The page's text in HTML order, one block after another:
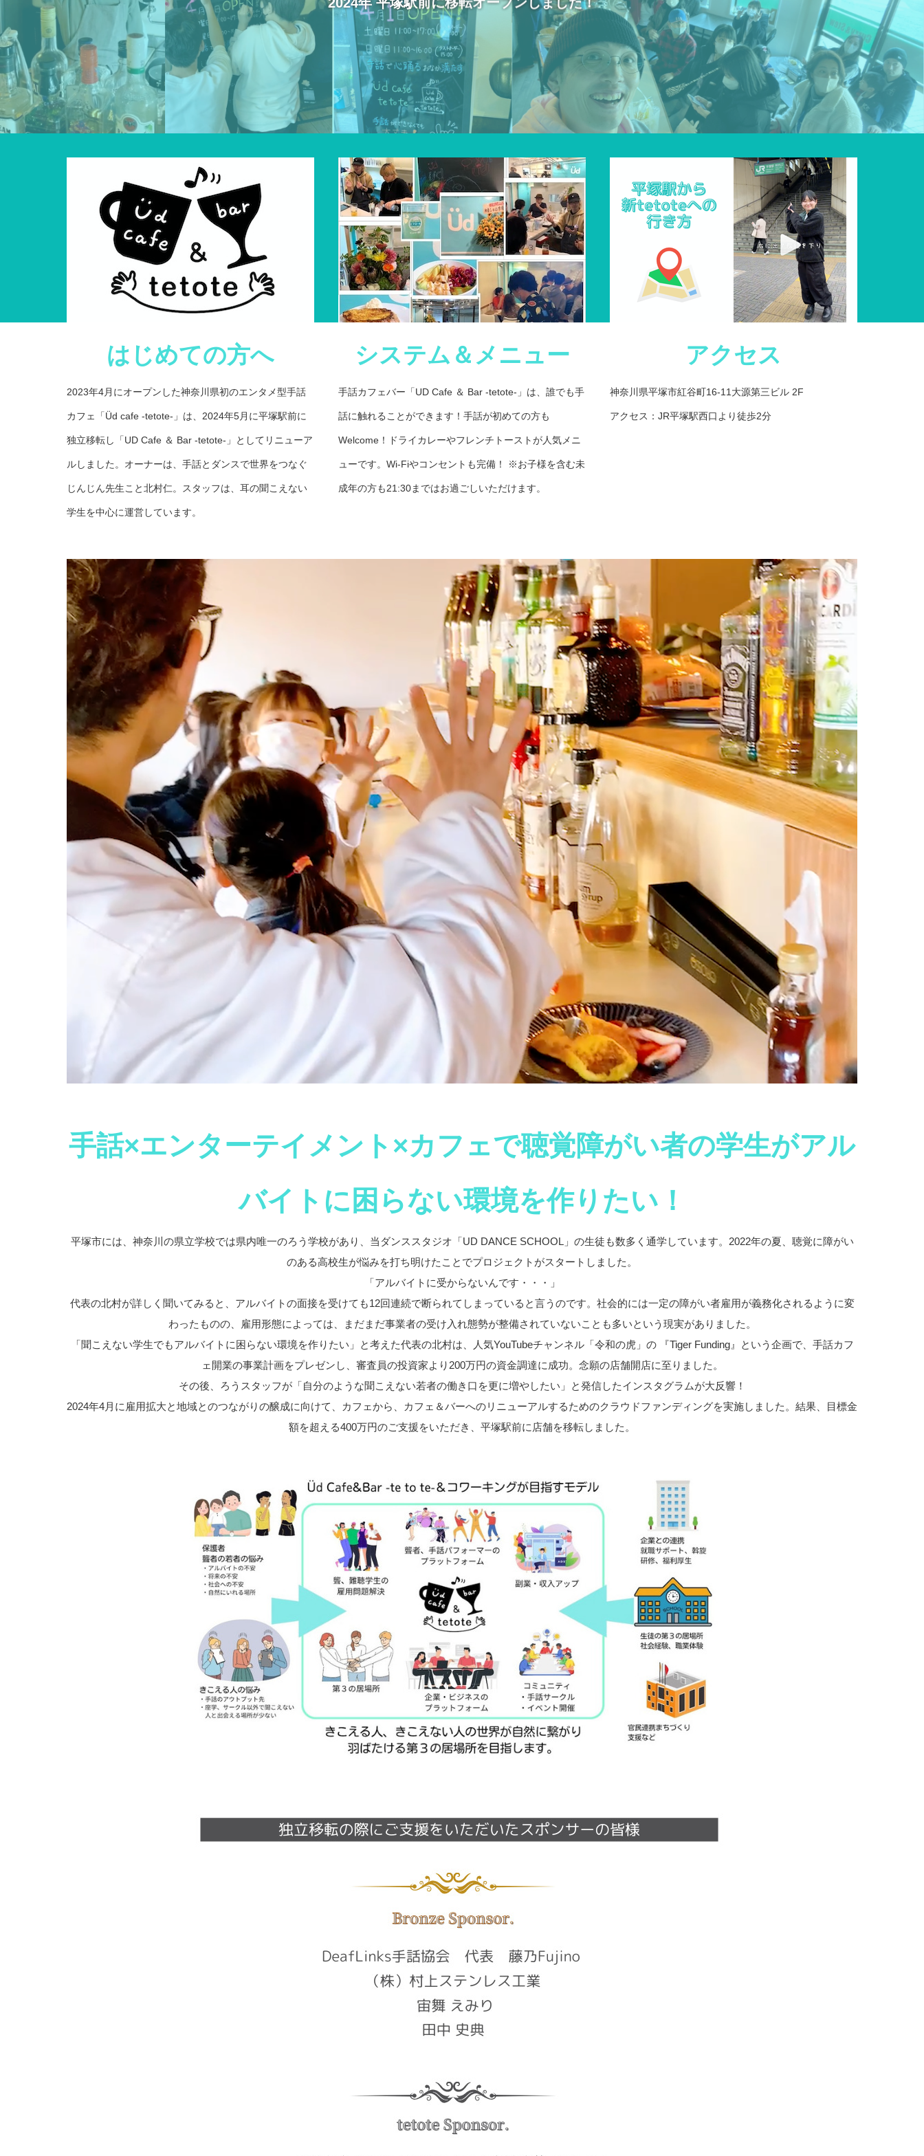
はじめての方へ
2023年4月にオープンした神奈川県初のエンタメ型手話
カフェ「Üd cafe -tetote-」は、2024年5月に平塚駅前に
独立移転し「UD Cafe ＆ Bar -tetote-」としてリニューア
ルしました。オーナーは、手話とダンスで世界をつなぐ
じんじん先生こと北村仁。スタッフは、耳の聞こえない
学生を中心に運営しています。
システム＆メニュー
手話カフェバー「UD Cafe ＆ Bar -tetote-」は、誰でも手
話に触れることができます！手話が初めての方も
Welcome！ドライカレーやフレンチトーストが人気メニ
ューです。Wi-Fiやコンセントも完備！ ※お子様を含む未
成年の方も21:30まではお過ごしいただけます。
アクセス
神奈川県平塚市紅谷町16-11大源第三ビル 2F
アクセス：JR平塚駅西口より徒歩2分
手話×エンターテイメント×カフェで聴覚障がい者の学生がアル
バイトに困らない環境を作りたい！
平塚市には、神奈川の県立学校では県内唯一のろう学校があり、当ダンススタジオ「UD DANCE SCHOOL」の生徒も数多く通学しています。2022年の夏、聴覚に障がい
のある高校生が悩みを打ち明けたことでプロジェクトがスタートしました。
「アルバイトに受からないんです・・・」
代表の北村が詳しく聞いてみると、アルバイトの面接を受けても12回連続で断られてしまっていると言うのです。社会的には一定の障がい者雇用が義務化されるように変
わったものの、雇用形態によっては、まだまだ事業者の受け入れ態勢が整備されていないことも多いという現実がありました。
「聞こえない学生でもアルバイトに困らない環境を作りたい」と考えた代表の北村は、人気YouTubeチャンネル「令和の虎」の 『Tiger Funding』という企画で、手話カフ
ェ開業の事業計画をプレゼンし、審査員の投資家より200万円の資金調達に成功。念願の店舗開店に至りました。
その後、ろうスタッフが「自分のような聞こえない若者の働き口を更に増やしたい」と発信したインスタグラムが大反響！
2024年4月に雇用拡大と地域とのつながりの醸成に向けて、カフェから、カフェ＆バーへのリニューアルするためのクラウドファンディングを実施しました。結果、目標金
額を超える400万円のご支援をいただき、平塚駅前に店舗を移転しました。